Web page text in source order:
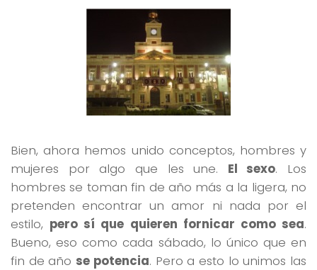
Bien, ahora hemos unido conceptos, hombres y
mujeres por algo que les une. El sexo. Los
hombres se toman fin de año más a la ligera, no
pretenden encontrar un amor ni nada por el
estilo, pero sí que quieren fornicar como sea.
Bueno, eso como cada sábado, lo único que en
fin de año se potencia. Pero a esto lo unimos las